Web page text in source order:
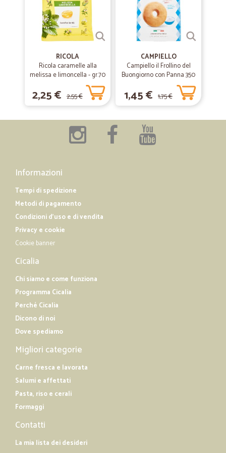
Eccezionali!! Consegna nei tempi previsti. Ho ordinato prodotti freschi
di cui verdura che è stata scelta con cura arrivata perfettamente
integra, formaggi e affettati confezionati con cura, nonchè yogurt con
lunga scadenza. Complimenti!!
10/12/2019
—Gesuè S.
Buongiorno, la consegna è stata veloce e i prodotti ( tra l'altro fragili
poiché erano bottiglie ) sono arrivate integre perché l'imballaggio è
Tutto perfetto. Puntuali e orofessionali
RICOLA
Ricola caramelle alla
melissa e limoncella - gr.70
2,25 € 2,55 €
CAMPIELLO
Campiello il Frollino del
Buongiorno con Panna 350
1,45 € 1,75 €
Informazioni
Tempi di spedizione
Metodi di pagamento
Condizioni d'uso e di vendita
Privacy e cookie
Cookie banner
Cicalia
Chi siamo e come funziona
Programma Cicalia
Perché Cicalia
Dicono di noi
Dove spediamo
Migliori categorie
Carne fresca e lavorata
Salumi e affettati
Pasta, riso e cerali
Formaggi
Contatti
La mia lista dei desideri